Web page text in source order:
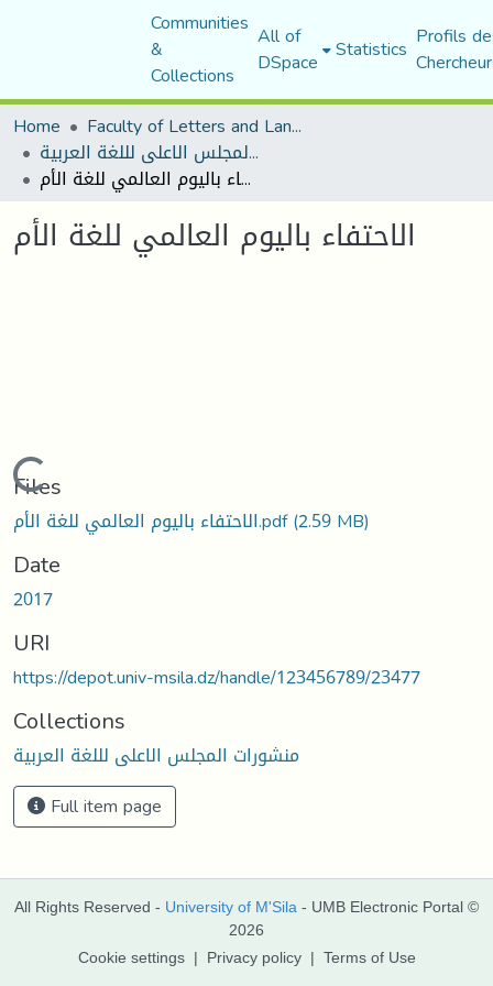
Communities
&
Collections
All of
DSpace Statistics Profils
Home
Faculty of Letters and Languages
منشورات المجلس الاعلى لللغة العربية
الاحتفاء باليوم العالمي للغة الأم
الاحتفاء باليوم العالمي للغة الأم
Loading...
Files
الاحتفاء باليوم العالمي للغة الأم.pdf(2.59 MB)
Date
2017
URI
https://depot.univ-msila.dz/handle/123456789/23477
Collections
منشورات المجلس الاعلى لللغة العربية
Full item page
All Rights Reserved - University of M'Sila - UMB Electronic Portal ©
2026
Cookie settings | Privacy policy | Terms of Use